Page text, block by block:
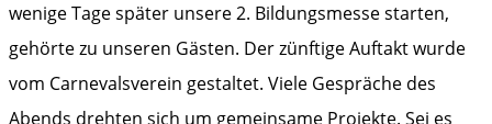
wenige Tage später unsere 2. Bildungsmesse starten,
gehörte zu unseren Gästen. Der zünftige Auftakt wurde
vom Carnevalsverein gestaltet. Viele Gespräche des
Abends drehten sich um gemeinsame Projekte. Sei es